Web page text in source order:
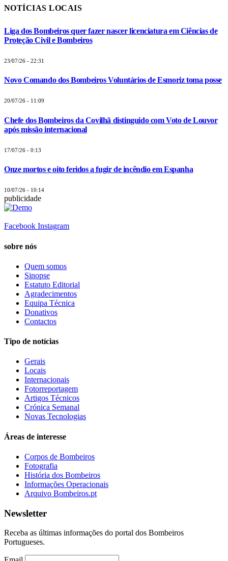
NOTÍCIAS LOCAIS
Liga dos Bombeiros quer fazer nascer licenciatura em Ciências de
Proteção Civil e Bombeiros
23/07/26 - 22:31
Novo Comando dos Bombeiros Voluntários de Esmoriz toma posse
20/07/26 - 11:09
Chefe dos Bombeiros da Covilhã distinguido com Voto de Louvor
após missão internacional
17/07/26 - 0:13
Onze mortos e oito feridos a fugir de incêndio em Espanha
10/07/26 - 10:14
publicidade
Facebook Instagram
sobre nós
Quem somos
Sinopse
Estatuto Editorial
Agradecimentos
Equipa Técnica
Donativos
Contactos
Tipo de notícias
Gerais
Locais
Internacionais
Fotorreportagem
Artigos Técnicos
Crónica Semanal
Novas Tecnologias
Áreas de interesse
Corpos de Bombeiros
Fotografia
História dos Bombeiros
Informações Operacionais
Arquivo Bombeiros.pt
Newsletter
Receba as últimas informações do portal dos Bombeiros
Portugueses.